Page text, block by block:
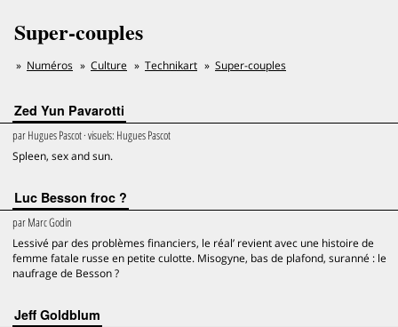
Super-couples
Numéros Culture Technikart Super-couples
Zed Yun Pavarotti
parHugues Pascot· visuels: Hugues Pascot
Spleen, sex and sun.
Luc Besson froc ?
parMarc Godin
Lessivé par des problèmes financiers, le réal’ revient avec une histoire de
femme fatale russe en petite culotte. Misogyne, bas de plafond, suranné : le
naufrage de Besson ?
Jeff Goldblum